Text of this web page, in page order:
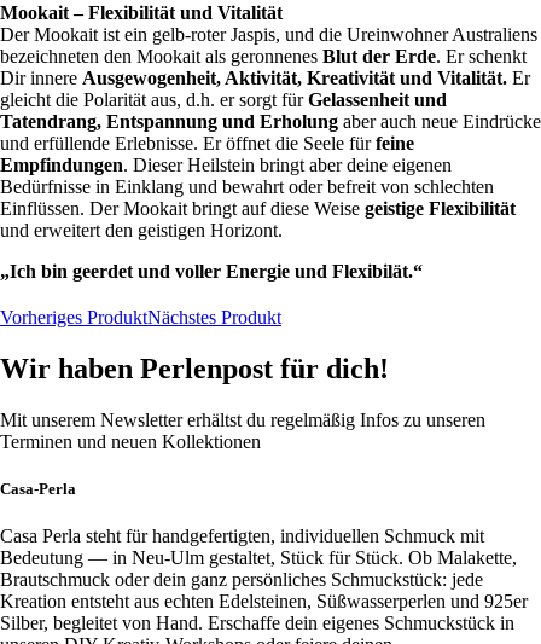
Mookait – Flexibilität und Vitalität
Der Mookait ist ein gelb-roter Jaspis, und die Ureinwohner Australiens
bezeichneten den Mookait als geronnenes Blut der Erde. Er schenkt
Dir innere Ausgewogenheit, Aktivität, Kreativität und Vitalität. Er
gleicht die Polarität aus, d.h. er sorgt fürGelassenheit und
Tatendrang, Entspannung und Erholung aber auch neue Eindrücke
und erfüllende Erlebnisse. Er öffnet die Seele fürfeine
Empfindungen. Dieser Heilstein bringt aber deine eigenen
Bedürfnisse in Einklang und bewahrt oder befreit von schlechten
Einflüssen. Der Mookait bringt auf diese Weise geistige Flexibilität
und erweitert den geistigen Horizont.
„Ich bin geerdet und voller Energie und Flexibilät.“
Vorheriges ProduktNächstes Produkt
Wir haben Perlenpost für dich!
Mit unserem Newsletter erhältst du regelmäßig Infos zu unseren
Terminen und neuen Kollektionen
Casa-Perla
Casa Perla steht für handgefertigten, individuellen Schmuck mit
Bedeutung — in Neu-Ulm gestaltet, Stück für Stück. Ob Malakette,
Brautschmuck oder dein ganz persönliches Schmuckstück: jede
Kreation entsteht aus echten Edelsteinen, Süßwasserperlen und 925er
Silber, begleitet von Hand. Erschaffe dein eigenes Schmuckstück in